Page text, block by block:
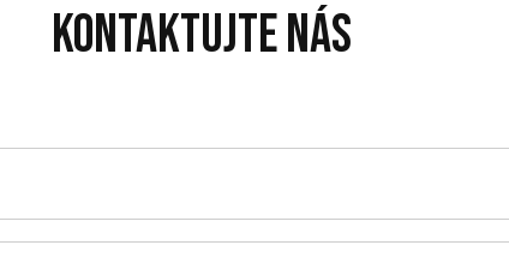
Kontaktujte nás